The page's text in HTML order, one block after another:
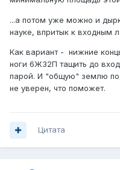
...а потом уже можно и
науке, впритык к входным
Как вариант - нижние
ноги 6Ж32П тащить до
парой. И "общую" землю
не уверен, что поможет.
Цитата